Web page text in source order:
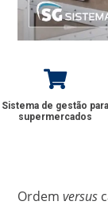
Sistema de gestão para
supermercados
Ordemversus